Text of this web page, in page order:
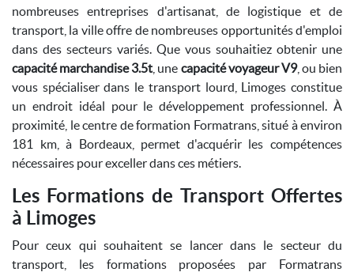
nombreuses entreprises d'artisanat, de logistique et de
transport, la ville offre de nombreuses opportunités d'emploi
dans des secteurs variés. Que vous souhaitiez obtenir une
capacité marchandise 3.5t , une capacité voyageur V9, ou bien
vous spécialiser dans le transport lourd, Limoges constitue
un endroit idéal pour le développement professionnel. À
proximité, le centre de formation Formatrans, situé à environ
181 km, à Bordeaux, permet d'acquérir les compétences
nécessaires pour exceller dans ces métiers.
Les Formations de Transport Offertes
à Limoges
Pour ceux qui souhaitent se lancer dans le secteur du
transport, les formations proposées par Formatrans